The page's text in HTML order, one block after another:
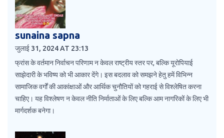
sunaina sapna
जुलाई 31, 2024 AT 23:13
फ्रांस के वर्तमान निर्वाचन परिणाम न केवल राष्ट्रीय स्तर पर, बल्कि यूरोपियाई
साझेदारी के भविष्य को भी आकार देंगे। इस बदलाव को समझने हेतु हमें विभिन्न
सामाजिक वर्गों की आकांक्षाओं और आर्थिक चुनौतियों को गहराई से विश्लेषित करना
चाहिए। यह विश्लेषण न केवल नीति निर्माताओं के लिए बल्कि आम नागरिकों के लिए भी
मार्गदर्शक बनेगा।